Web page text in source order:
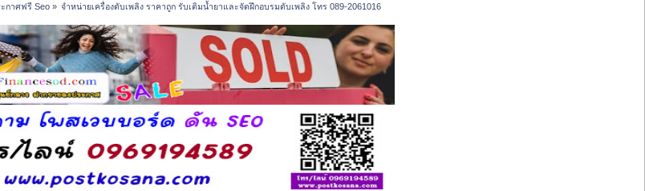
กาศฟรี Seo» จำหน่ายเครื่องดับเพลิง ราคาถูก รับเติมน้ำยาและจัดฝึกอบรมดับเพลิง โทร 089-2061016